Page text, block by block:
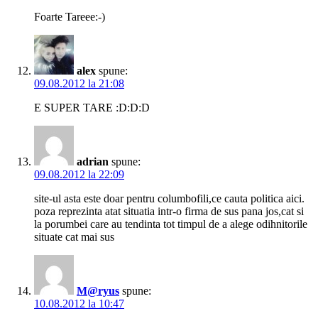
Foarte Tareee:-)
alex spune:
09.08.2012 la 21:08
E SUPER TARE :D:D:D
adrian spune:
09.08.2012 la 22:09
site-ul asta este doar pentru columbofili,ce cauta politica aici.
poza reprezinta atat situatia intr-o firma de sus pana jos,cat si
la porumbei care au tendinta tot timpul de a alege odihnitorile
situate cat mai sus
M@ryus spune:
10.08.2012 la 10:47